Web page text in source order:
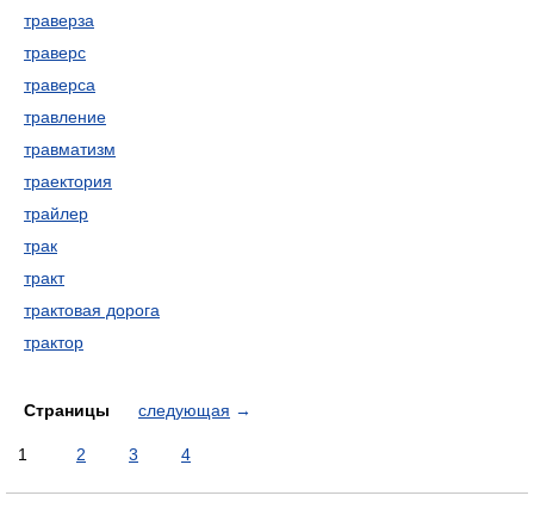
траверза
траверс
траверса
травление
травматизм
траектория
трайлер
трак
тракт
трактовая дорога
трактор
Страницы следующая →
1 2 3 4